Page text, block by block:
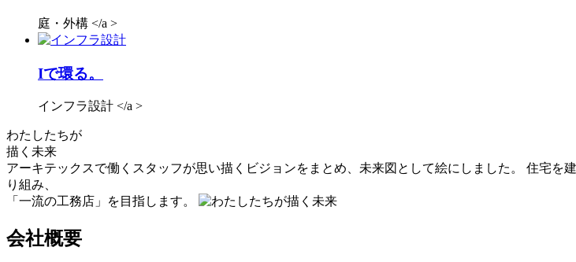
庭・外構 </a >
Iで環る。
インフラ設計 </a >
わたしたちが
描く未来
アーキテックスで働くスタッフが思い描くビジョンをまとめ、未来図として絵にしました。 住宅
り組み、
「一流の工務店」を目指します。
会社概要